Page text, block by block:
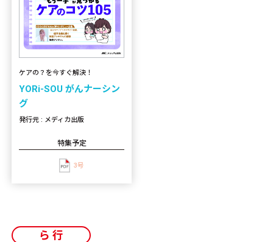
ケアの？を今すぐ解決！
YORi-SOU がんナーシン
グ
発行元 : メディカ出版
特集予定
3号
ら行